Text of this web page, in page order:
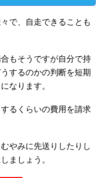
で、自走できることも
もそうですが自分で持
するのかの判断を短期
なります。
るくらいの費用を請求
やみに先送りしたりし
ましょう。